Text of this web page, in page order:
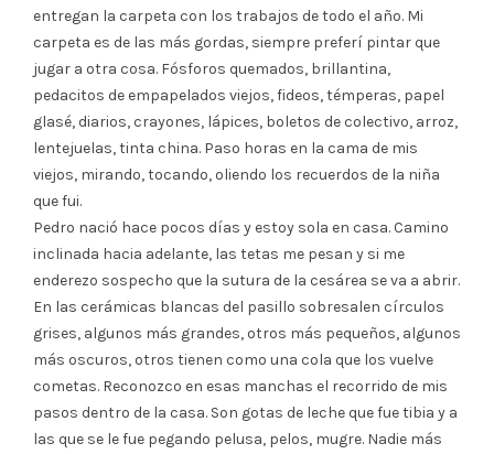
entregan la carpeta con los trabajos de todo el año. Mi
carpeta es de las más gordas, siempre preferí pintar que
jugar a otra cosa. Fósforos quemados, brillantina,
pedacitos de empapelados viejos, fideos, témperas, papel
glasé, diarios, crayones, lápices, boletos de colectivo, arroz,
lentejuelas, tinta china. Paso horas en la cama de mis
viejos, mirando, tocando, oliendo los recuerdos de la niña
que fui.
Pedro nació hace pocos días y estoy sola en casa. Camino
inclinada hacia adelante, las tetas me pesan y si me
enderezo sospecho que la sutura de la cesárea se va a abrir.
En las cerámicas blancas del pasillo sobresalen círculos
grises, algunos más grandes, otros más pequeños, algunos
más oscuros, otros tienen como una cola que los vuelve
cometas. Reconozco en esas manchas el recorrido de mis
pasos dentro de la casa. Son gotas de leche que fue tibia y a
las que se le fue pegando pelusa, pelos, mugre. Nadie más